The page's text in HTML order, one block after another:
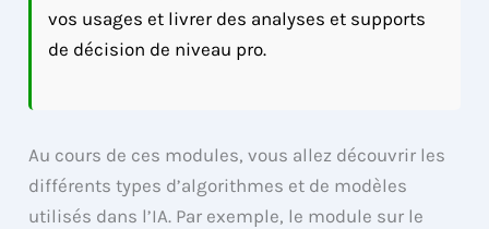
vos usages et livrer des analyses et supports
de décision de niveau pro.
Au cours de ces modules, vous allez découvrir les
différents types d’algorithmes et de modèles
utilisés dans l’IA. Par exemple, le module sur le